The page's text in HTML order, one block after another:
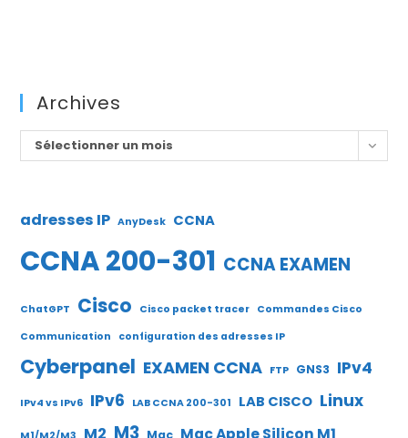
Archives
Archives
Sélectionner un mois
adresses IP AnyDesk CCNA
CCNA 200-301 CCNA EXAMEN
ChatGPT Cisco Cisco packet tracer Commandes Cisco
Communication
configuration des adresses IP
Cyberpanel EXAMEN CCNA FTP GNS3 IPv4
IPv4 vs IPv6 IPv6 LAB CCNA 200-301 LAB CISCO Linux
M2 M3 Mac Mac Apple Silicon M1